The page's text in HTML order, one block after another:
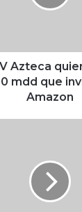
Azteca
mdd que
Amazon